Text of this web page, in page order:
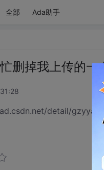
全部 Ada助手
删掉我上传的
detail/